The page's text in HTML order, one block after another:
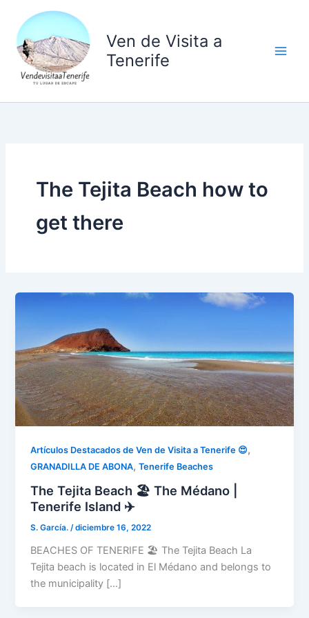
contenido
Ven de Visita a
Tenerife
The Tejita Beach how to
get there
Artículos Destacados de Ven de Visita a Tenerife 😍,
GRANADILLA DE ABONA,Tenerife Beaches
The Tejita Beach 🏖️ The Médano |
Tenerife Island ✈️
S. García./diciembre 16, 2022
BEACHES OF TENERIFE 🏖️ The Tejita Beach La
Tejita beach is located in El Médano and belongs to
the municipality […]